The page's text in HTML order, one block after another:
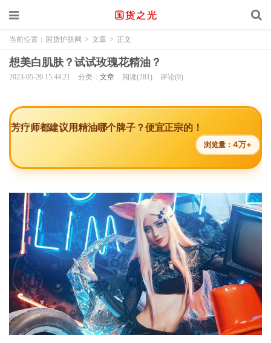
当前位置： 国货护肤网 > 文章 > 正文
想美白肌肤？试试玫瑰花精油？
2023-05-20 15:44:21 分类： 文章 阅读(281) 评论(0)
芳疗师都建议用精油哪个牌子？便宜正宗的！
浏览量：4万+